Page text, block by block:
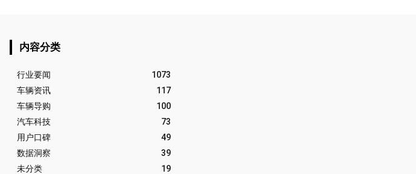
内容分类
行业要闻
1073
车辆资讯
117
车辆导购
100
汽车科技
73
用户口碑
49
数据洞察
39
未分类
19